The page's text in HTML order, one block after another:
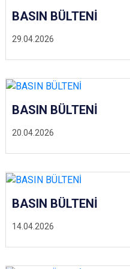
29.04.2026
BASIN BÜLTENİ
20.04.2026
BASIN BÜLTENİ
14.04.2026
BASIN BÜLTENİ